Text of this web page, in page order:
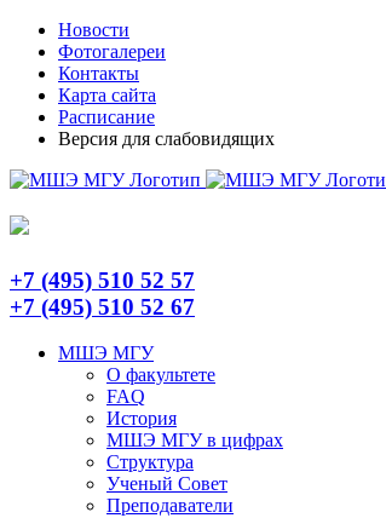
Skip
content
TelegramНовости
Фотогалереи
Контакты
Карта сайта
Расписание
Версия для слабовидящих
+7 (495) 510 52 57
+7 (495) 510 52 67
МШЭ МГУ
О факультете
FAQ
История
МШЭ МГУ в цифрах
Структура
Ученый Совет
Преподаватели